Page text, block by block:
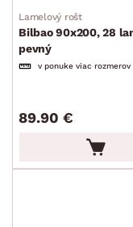
Lamelový rošt
Bilbao 90x200, 28
pevný
v ponuke viac rozmerov
89.90 €